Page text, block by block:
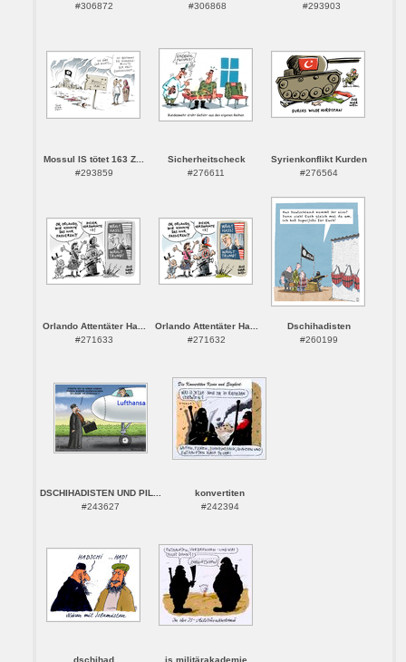
#306872
#306868
#293903
Mossul IS tötet 163 Z...
#293859
Sicherheitscheck
#276611
Syrienkonflikt Kurden
#276564
Orlando Attentäter Ha...
#271633
Orlando Attentäter Ha...
#271632
Dschihadisten
#260199
DSCHIHADISTEN UND PIL...
#243627
konvertiten
#242394
dschihad is militärakademie